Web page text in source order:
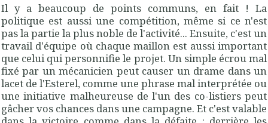
Il y a beaucoup de points communs, en fait ! La
politique est aussi une compétition, même si ce n'est
pas la partie la plus noble de l'activité... Ensuite, c'est un
travail d'équipe où chaque maillon est aussi important
que celui qui personnifie le projet. Un simple écrou mal
fixé par un mécanicien peut causer un drame dans un
lacet de l'Esterel, comme une phrase mal interprétée ou
une initiative malheureuse de l'un des co-listiers peut
gâcher vos chances dans une campagne. Et c'est valable